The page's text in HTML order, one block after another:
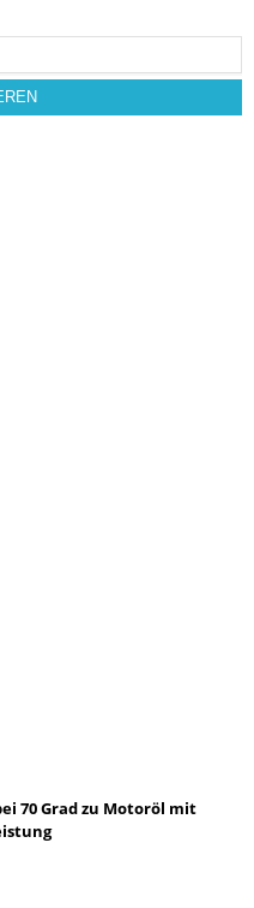
70 Grad zu Motoröl mit